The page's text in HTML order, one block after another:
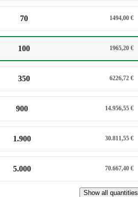
70 1494,00 €
100 1965,20 €
350 6226,72 €
900 14.956,55 €
1.900 30.811,55 €
5.000 70.667,40 €
Show all quantities